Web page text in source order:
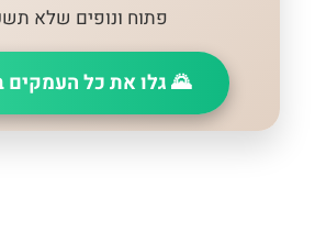
פתוח ונופים שלא
🌄 גלו את כל העמקים